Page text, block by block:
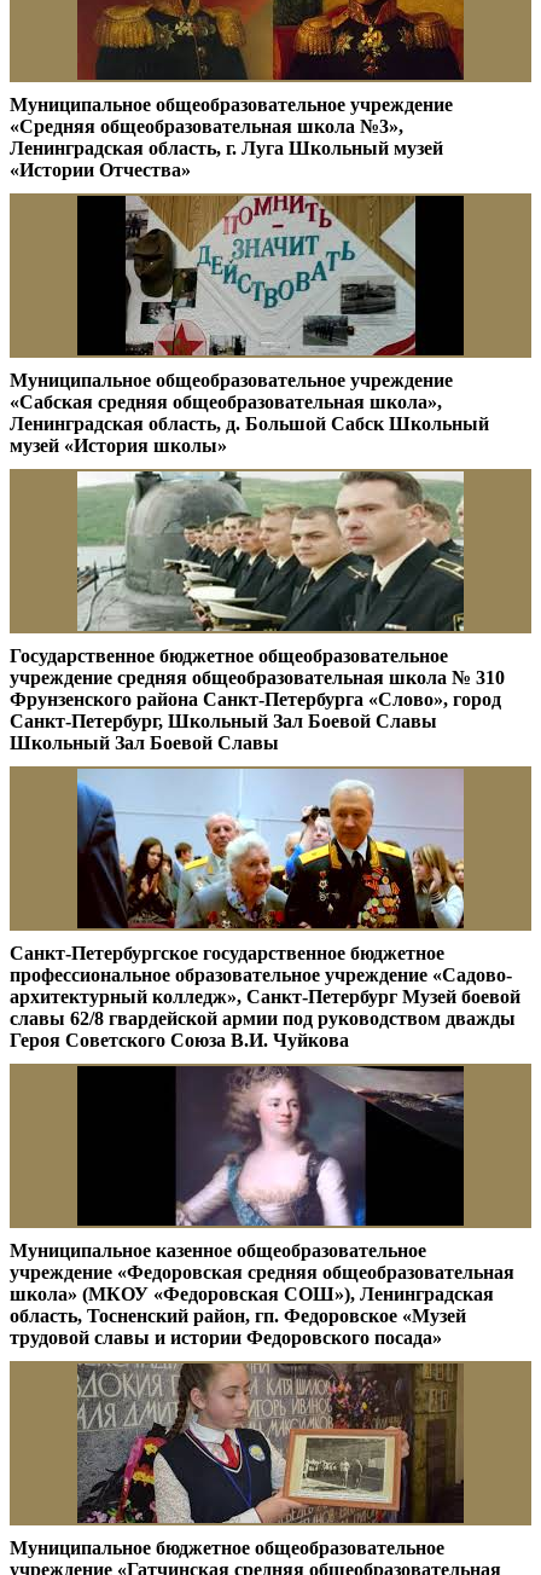
Муниципальное общеобразовательное учреждение
«Средняя общеобразовательная школа №3»,
Ленинградская область, г. Луга Школьный музей
«Истории Отчества»
Муниципальное общеобразовательное учреждение
«Сабская средняя общеобразовательная школа»,
Ленинградская область, д. Большой Сабск Школьный
музей «История школы»
Государственное бюджетное общеобразовательное
учреждение средняя общеобразовательная школа № 310
Фрунзенского района Санкт-Петербурга «Слово», город
Санкт-Петербург, Школьный Зал Боевой Славы
Школьный Зал Боевой Славы
Санкт-Петербургское государственное бюджетное
профессиональное образовательное учреждение «Садово-
архитектурный колледж», Санкт-Петербург Музей боевой
славы 62/8 гвардейской армии под руководством дважды
Героя Советского Союза В.И. Чуйкова
Муниципальное казенное общеобразовательное
учреждение «Федоровская средняя общеобразовательная
школа» (МКОУ «Федоровская СОШ»), Ленинградская
область, Тосненский район, гп. Федоровское «Музей
трудовой славы и истории Федоровского посада»
Муниципальное бюджетное общеобразовательное
учреждение «Гатчинская средняя общеобразовательная